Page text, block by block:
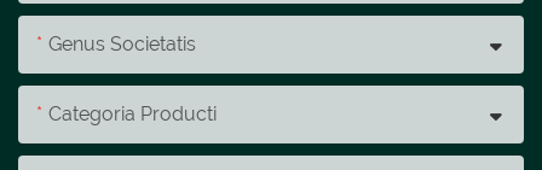
Genus Societatis
Categoria Producti